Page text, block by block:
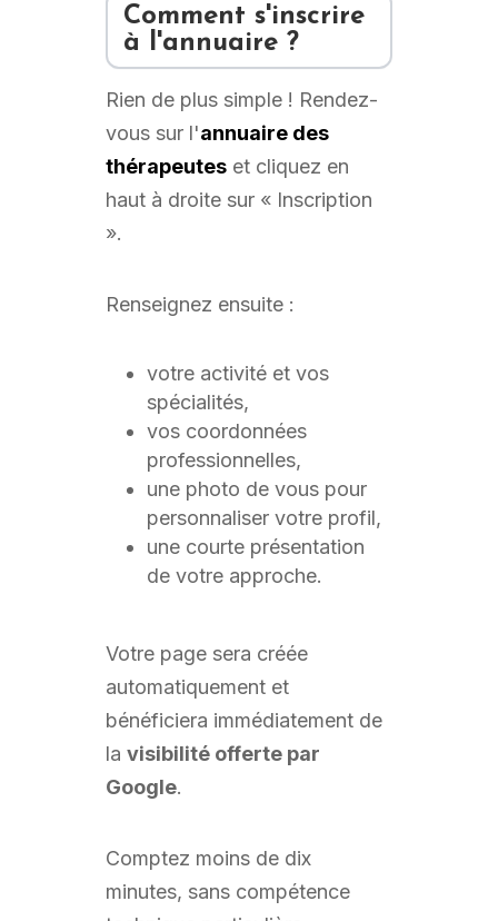
Comment s'inscrire
à l'annuaire ?
Rien de plus simple ! Rendez-
vous sur l'annuaire des
thérapeuteset cliquez en
haut à droite sur « Inscription
».
Renseignez ensuite :
votre activité et vos
spécialités,
vos coordonnées
professionnelles,
une photo de vous pour
personnaliser votre profil,
une courte présentation
de votre approche.
Votre page sera créée
automatiquement et
bénéficiera immédiatement de
la visibilité offerte par
Google.
Comptez moins de dix
minutes, sans compétence